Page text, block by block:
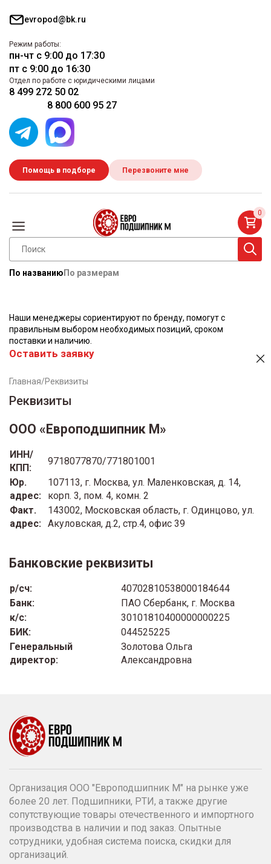
evropod@bk.ru
Режим работы:
пн-чт с 9:00 до 17:30
пт с 9:00 до 16:30
Отдел по работе с юридическими лицами
8 499 272 50 02
8 800 600 95 27
Помощь в подборе Перезвоните мне
По названию По размерам
0
Наши менеджеры сориентируют по бренду, помогут с
правильным выбором необходимых позиций, сроком
поставки и наличию.
Оставить заявку
Главная/Реквизиты
Реквизиты
ООО «Европодшипник М»
ИНН/
КПП:
9718077870/771801001
Юр.
адрес:
107113, г. Москва, ул. Маленковская, д. 14,
корп. 3, пом. 4, комн. 2
Факт.
адрес:
143002, Московская область, г. Одинцово, ул.
Акуловская, д.2, стр.4, офис 39
Банковские реквизиты
р/сч:
40702810538000184644
Банк:
ПАО Сбербанк, г. Москва
к/с:
30101810400000000225
БИК:
044525225
Генеральный
директор:
Золотова Ольга
Александровна
Организация ООО "Европодшипник М" на рынке уже
более 20 лет. Подшипники, РТИ, а также другие
сопутствующие товары отечественного и импортного
производства в наличии и под заказ. Опытные
сотрудники, удобная система поиска, скидки для
организаций.